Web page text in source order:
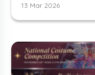
13 Mar 2026